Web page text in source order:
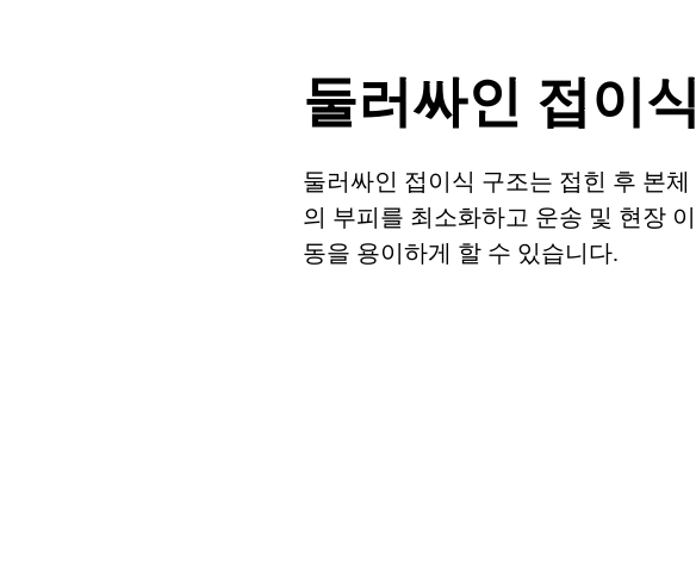
둘러싸인 접이식
둘러싸인 접이식 구조는 접힌 후 본체
의 부피를 최소화하고 운송 및 현장 이
동을 용이하게 할 수 있습니다.